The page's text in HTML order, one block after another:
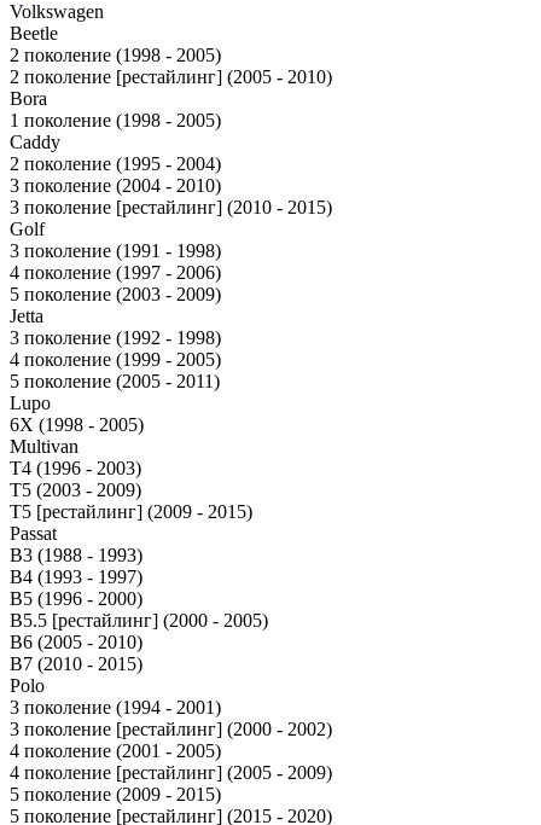
Volkswagen
Beetle
2 поколение (1998 - 2005)
2 поколение [рестайлинг] (2005 - 2010)
Bora
1 поколение (1998 - 2005)
Caddy
2 поколение (1995 - 2004)
3 поколение (2004 - 2010)
3 поколение [рестайлинг] (2010 - 2015)
Golf
3 поколение (1991 - 1998)
4 поколение (1997 - 2006)
5 поколение (2003 - 2009)
Jetta
3 поколение (1992 - 1998)
4 поколение (1999 - 2005)
5 поколение (2005 - 2011)
Lupo
6X (1998 - 2005)
Multivan
T4 (1996 - 2003)
T5 (2003 - 2009)
T5 [рестайлинг] (2009 - 2015)
Passat
B3 (1988 - 1993)
B4 (1993 - 1997)
B5 (1996 - 2000)
B5.5 [рестайлинг] (2000 - 2005)
B6 (2005 - 2010)
B7 (2010 - 2015)
Polo
3 поколение (1994 - 2001)
3 поколение [рестайлинг] (2000 - 2002)
4 поколение (2001 - 2005)
4 поколение [рестайлинг] (2005 - 2009)
5 поколение (2009 - 2015)
5 поколение [рестайлинг] (2015 - 2020)